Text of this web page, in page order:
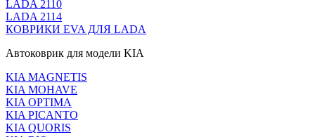
LADA 2110
LADA 2114
КОВРИКИ EVA ДЛЯ LADA
Автоковрик для модели KIA
KIA MAGNETIS
KIA MOHAVE
KIA OPTIMA
KIA PICANTO
KIA QUORIS